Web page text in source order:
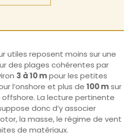
utiles reposent moins sur une
des plages cohérentes par
3 à 10 mpour les petites
l’onshore et plus de 100 msur
La lecture pertinente
donc d’y associer
la masse, le régime de vent
de matériaux.